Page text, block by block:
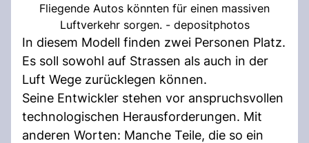
Fliegende Autos könnten für einen massiven
Luftverkehr sorgen. - depositphotos
In diesem Modell finden zwei Personen Platz.
Es soll sowohl auf Strassen als auch in der
Luft Wege zurücklegen können.
Seine Entwickler stehen vor anspruchsvollen
technologischen Herausforderungen. Mit
anderen Worten: Manche Teile, die so ein